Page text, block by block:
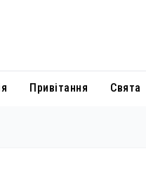
Привітання Свята